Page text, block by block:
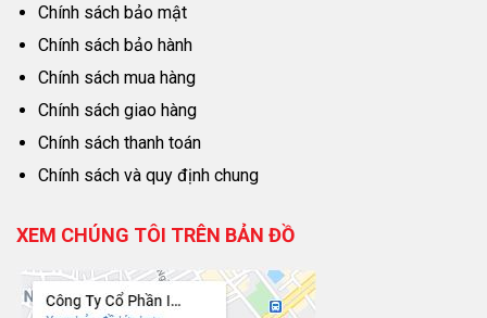
Chính sách bảo mật
Chính sách bảo hành
Chính sách mua hàng
Chính sách giao hàng
Chính sách thanh toán
Chính sách và quy định chung
XEM CHÚNG TÔI TRÊN BẢN ĐỒ